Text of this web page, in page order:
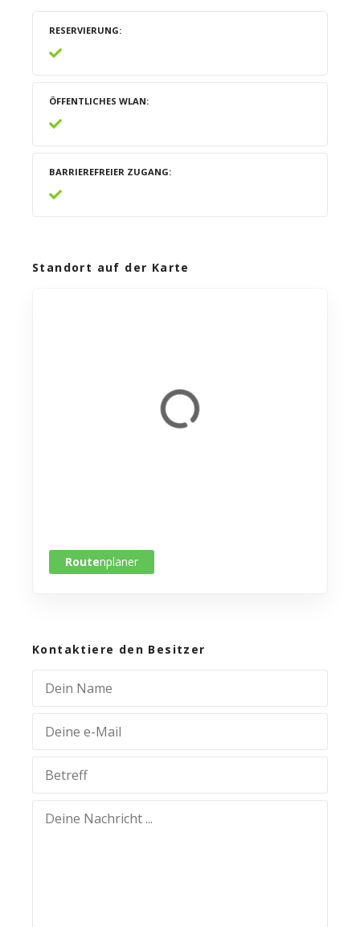
RESERVIERUNG
ÖFFENTLICHES WLAN
BARRIEREFREIER ZUGANG
Standort auf der Karte
Routenplaner
Kontaktiere den Besitzer